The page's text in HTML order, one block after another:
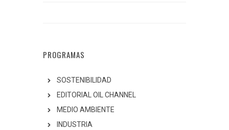
PROGRAMAS
SOSTENIBILIDAD
EDITORIAL OIL CHANNEL
MEDIO AMBIENTE
INDUSTRIA